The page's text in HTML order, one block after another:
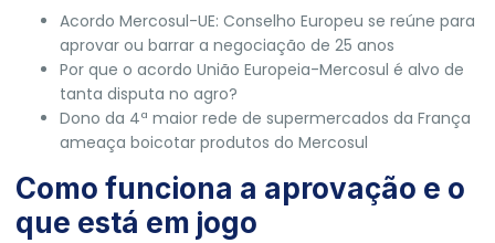
Acordo Mercosul-UE: Conselho Europeu se reúne para
aprovar ou barrar a negociação de 25 anos
Por que o acordo União Europeia-Mercosul é alvo de
tanta disputa no agro?
Dono da 4ª maior rede de supermercados da França
ameaça boicotar produtos do Mercosul
Como funciona a aprovação e o
que está em jogo